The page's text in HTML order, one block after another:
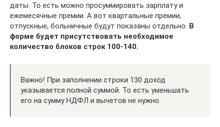
даты. То есть можно просуммировать зарплату и
ежемесячные премии. А вот квартальные премии,
отпускные, больничные будут показаны отдельно. В
форме будет присутствовать необходимое
количество блоков строк 100-140.
Важно! При заполнении строки 130 доход
указывается полной суммой. То есть уменьшать
его на сумму НДФЛ и вычетов не нужно.